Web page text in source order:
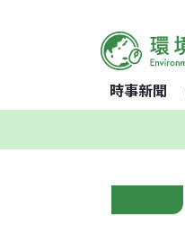
時事新聞